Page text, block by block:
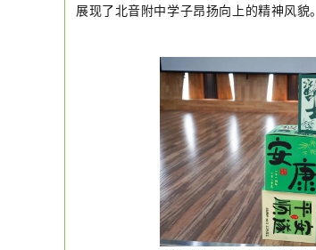
展现了北音附中学子昂扬向上的精神风貌。